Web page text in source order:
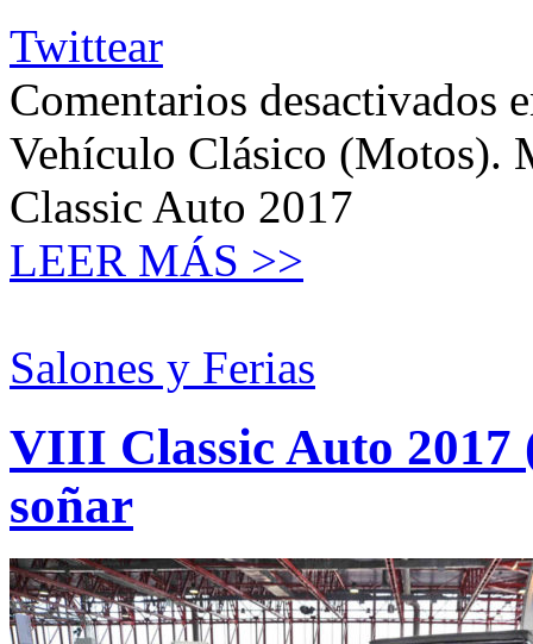
Twittear
Comentarios desactivados
Vehículo Clásico (Motos).
Classic Auto 2017
LEER MÁS >>
Salones y Ferias
VIII Classic Auto 2017
soñar